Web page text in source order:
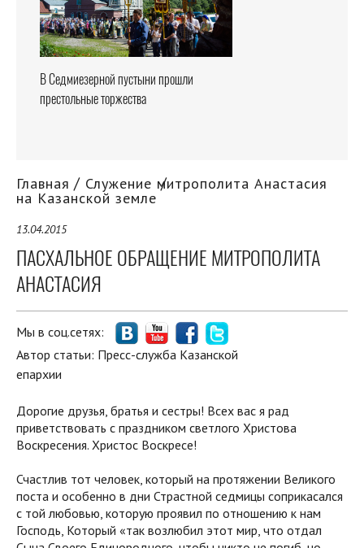
В Седмиезерной пустыни прошли
престольные торжества
Главная Служение митрополита Анастасия
на Казанской земле
13.04.2015
ПАСХАЛЬНОЕ ОБРАЩЕНИЕ МИТРОПОЛИТА
АНАСТАСИЯ
Мы в соц.сетях:
Автор статьи: Пресс-служба Казанской
епархии
Дорогие друзья, братья и сестры! Всех вас я рад
приветствовать с праздником светлого Христова
Воскресения. Христос Воскресе!
Счастлив тот человек, который на протяжении Великого
поста и особенно в дни Страстной седмицы соприкасался
с той любовью, которую проявил по отношению к нам
Господь, Который «так возлюбил этот мир, что отдал